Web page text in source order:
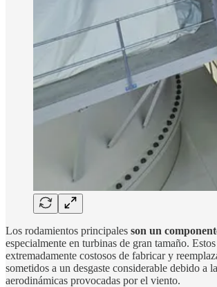
Los rodamientos principales son un
especialmente en turbinas de gran tamaño.
extremadamente costosos de fabricar y
sometidos a un desgaste considerable debido a
aerodinámicas provocadas por el viento.